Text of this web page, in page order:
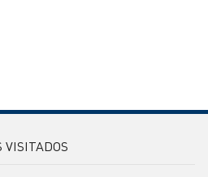
VISITADOS